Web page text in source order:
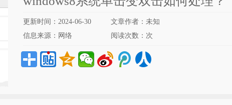
更新时间：2024-06-30
文章作者：未知
信息来源：网络
阅读次数： 次